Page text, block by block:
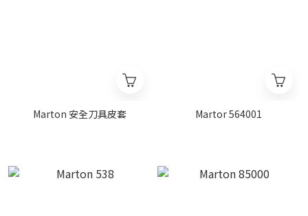
Marton 安全刀具皮套 Martor 564001